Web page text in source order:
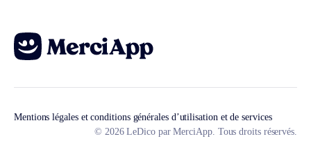
Mentions légales et conditions générales d’utilisation et de services
© 2026 LeDico par MerciApp. Tous droits réservés.